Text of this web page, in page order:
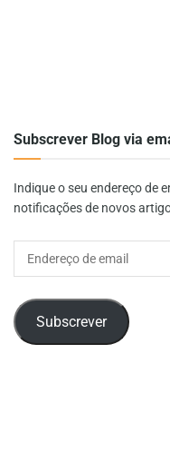
Subscrever Blog via
Indique o seu endereço de
notificações de novos
Subscrever